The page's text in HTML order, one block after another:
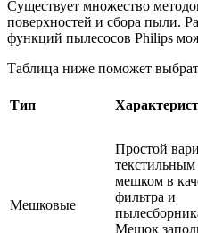
Существует множество
поверхностей и сбора пыли.
функций пылесосов Philips
Таблица ниже поможет
Тип
Мешковые
Простой
текстильным
мешком в
фильтра и
Мешок